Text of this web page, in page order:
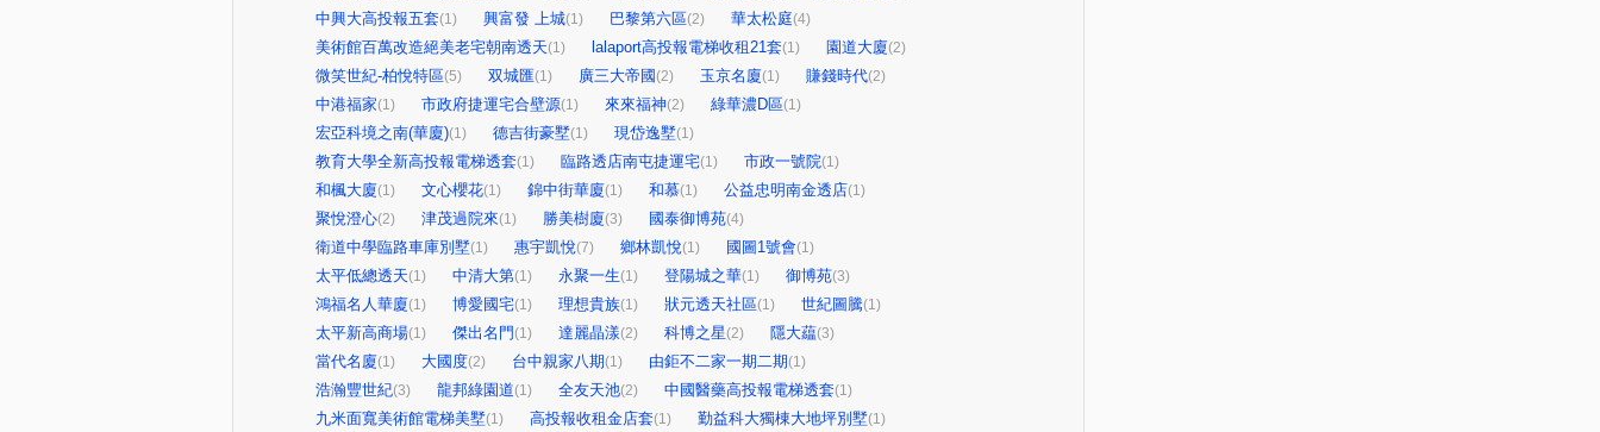
中興大高投報五套(1) 興富發 上城(1) 巴黎第六區(2) 華太松庭(4)
美術館百萬改造絕美老宅朝南透天(1) lalaport高投報電梯收租21套(1) 園道大廈(2)
微笑世紀-柏悅特區(5) 双城匯(1) 廣三大帝國 (2) 玉京名廈(1) 賺錢時代(2)
中港福家(1) 市政府捷運宅合壁源(1) 來來福神(2) 綠華濃D區(1)
宏亞科境之南(華廈)(1) 德吉街豪墅(1) 現岱逸墅(1)
教育大學全新高投報電梯透套(1) 臨路透店南屯捷運宅(1) 市政一號院(1)
和楓大廈(1) 文心櫻花(1) 錦中街華廈(1) 和慕(1) 公益忠明南金透店(1)
聚悅澄心(2) 津茂過院來(1) 勝美樹廈(3) 國泰御博苑(4)
衛道中學臨路車庫別墅(1) 惠宇凱悅(7) 鄉林凱悅(1) 國圖1號會(1)
太平低總透天(1) 中清大第(1) 永聚一生(1) 登陽城之華(1) 御博苑(3)
鴻福名人華廈(1) 博愛國宅(1) 理想貴族(1) 狀元透天社區(1) 世紀圖騰(1)
太平新高商場(1) 傑出名門 (1) 達麗晶漾(2) 科博之星(2) 隱大藴(3)
當代名廈(1) 大國度(2) 台中親家八期(1) 由鉅不二家一期二期(1)
浩瀚豐世紀(3) 龍邦綠園道(1) 全友天池(2) 中國醫藥高投報電梯透套(1)
九米面寬美術館電梯美墅(1) 高投報收租金店套(1) 勤益科大獨棟大地坪別墅(1)